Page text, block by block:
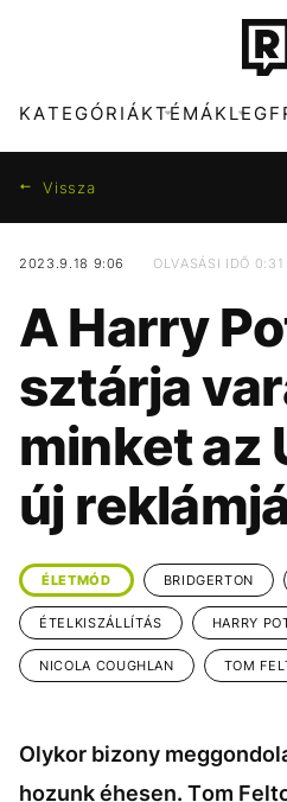
KATEGÓRIÁKTÉMÁK
ZENE
KULTÚRA
FILM + SOROZAT
SPORT
KÖZÉLET
ÉLETMÓD
BESZÉLGETÉSEK
VIDEÓ
DUNA
MTVA
PARLAMENT
KVÍZ
Vissza
2023.9.18 9:06 OLVASÁSI IDŐ 0:31
A Harry
sztárja
minket az
új
ÉLETMÓD BRIDGERTON
ÉTELKISZÁLLÍTÁS HARRY
NICOLA COUGHLAN TOM
Olykor bizony
hozunk éhesen. Tom